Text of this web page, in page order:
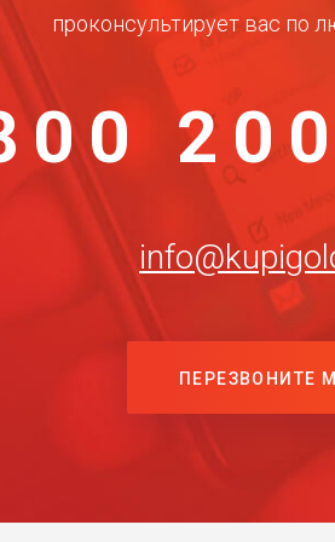
проконсультирует вас по
ПЕРЕЗВОНИТЕ